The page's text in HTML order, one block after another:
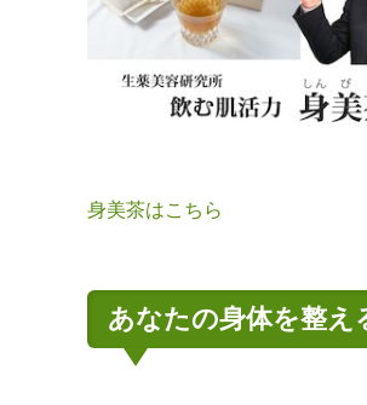
身美茶はこちら
あなたの身体を整え